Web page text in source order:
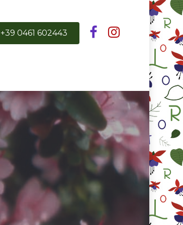
+39 0461 602443